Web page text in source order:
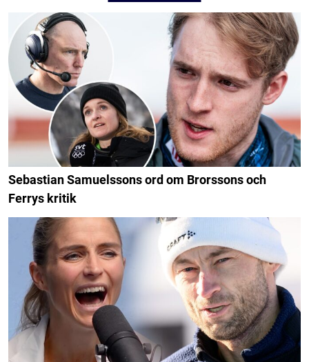
Sebastian Samuelssons ord om Brorssons och
Ferrys kritik